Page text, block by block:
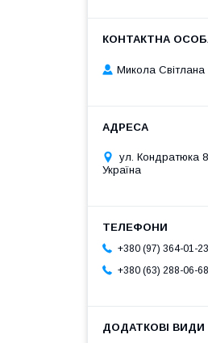
Микола Світлана
ул. Кондратюка 8
Україна
+380 (97) 364-01-23
+380 (63) 288-06-68